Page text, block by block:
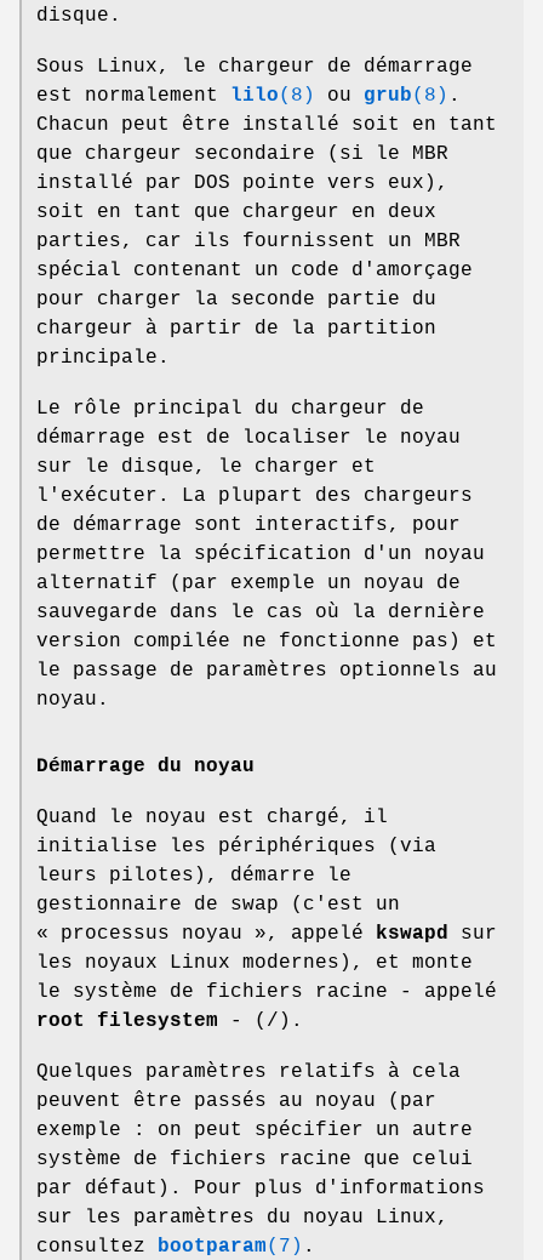
disque.
Sous Linux, le chargeur de démarrage
est normalement lilo(8) ou grub(8) .
Chacun peut être installé soit en tant
que chargeur secondaire (si le MBR
installé par DOS pointe vers eux),
soit en tant que chargeur en deux
parties, car ils fournissent un MBR
spécial contenant un code d'amorçage
pour charger la seconde partie du
chargeur à partir de la partition
principale.
Le rôle principal du chargeur de
démarrage est de localiser le noyau
sur le disque, le charger et
l'exécuter. La plupart des chargeurs
de démarrage sont interactifs, pour
permettre la spécification d'un noyau
alternatif (par exemple un noyau de
sauvegarde dans le cas où la dernière
version compilée ne fonctionne pas) et
le passage de paramètres optionnels au
noyau.
Démarrage du noyau
Quand le noyau est chargé, il
initialise les périphériques (via
leurs pilotes), démarre le
gestionnaire de swap (c'est un
« processus noyau », appelé kswapd sur
les noyaux Linux modernes), et monte
le système de fichiers racine - appelé
root filesystem - (/).
Quelques paramètres relatifs à cela
peuvent être passés au noyau (par
exemple : on peut spécifier un autre
système de fichiers racine que celui
par défaut). Pour plus d'informations
sur les paramètres du noyau Linux,
consultez bootparam(7) .